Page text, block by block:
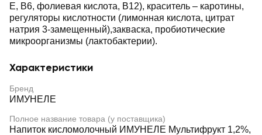
Е, В6, фолиевая кислота, В12), краситель – каротины,
регуляторы кислотности (лимонная кислота, цитрат
натрия 3-замещенный),закваска, пробиотические
микроорганизмы (лактобактерии).
Характеристики
Бренд
ИМУНЕЛЕ
Полное название товара (у поставщика)
Напиток кисломолочный ИМУНЕЛЕ Мультифрукт 1,2%,